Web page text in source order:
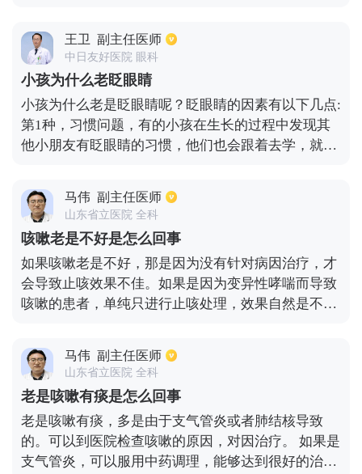
而这个时候，孩子就会眨眼睛来改善眼睛痒的情况。
三、孩子患有了干眼症，一旦有了干眼症，就会觉得
眼睛有异物感，同时会很干涩，瘙痒。不管是哪一种
原因导致的，孩子频繁眨眼睛，都需要去医院检查，
只有查清楚了病因，才可以做到对症治疗。
王卫 副主任医师
中日友好医院 眼科
小孩为什么老眨眼睛
小孩为什么老是眨眼睛呢？眨眼睛的因素有以下几点:
第1种，习惯问题，有的小孩在生长的过程中发现其
他小朋友有眨眼睛的习惯，他们也会跟着去学，就形
因为压力过大，也会出现眨年轻的情况。就像有的小
孩压力一大就会出现打嗝一样，之所以会发生眨眼睛
的情况，主要还是为了缓解心理压力，这种情况一定
要及时缓解小孩子的心理压力。第3种，在孩子眨眼
睛的同时，我们要观察孩子眼睛周围是否有红肿、结
膜充血等现象。如果有这种情况，就有可能是结膜
炎。如果患有结膜炎的话，眼睛周围就会出现痒痛的
要及时就医进行治疗，一定要遵循医嘱进行用药，不
可私自停药。
马伟 副主任医师
山东省立医院 全科
咳嗽老是不好是怎么回事
如果咳嗽老是不好，那是因为没有针对病因治疗，才
会导致止咳效果不佳。如果是因为变异性哮喘而导致
咳嗽的患者，单纯只进行止咳处理，效果自然是不好
性咳嗽，所以还需要行支气管镜检查，并行镜下介入
治疗，服用抗结核药物，咳嗽才能逐渐缓解。对于长
期吸烟的患者来说，长期咳嗽还需要检查是否有支气
管肺癌，需要行支气管镜或局部病理活检才能明确诊
断。所以说只有针对病因治疗，咳嗽才能有效缓解和
控制。
马伟 副主任医师
山东省立医院 全科
老是咳嗽有痰是怎么回事
老是咳嗽有痰，多是由于支气管炎或者肺结核导致
的。可以到医院检查咳嗽的原因，对因治疗。 如果是
支气管炎，可以服用中药调理，能够达到很好的治疗